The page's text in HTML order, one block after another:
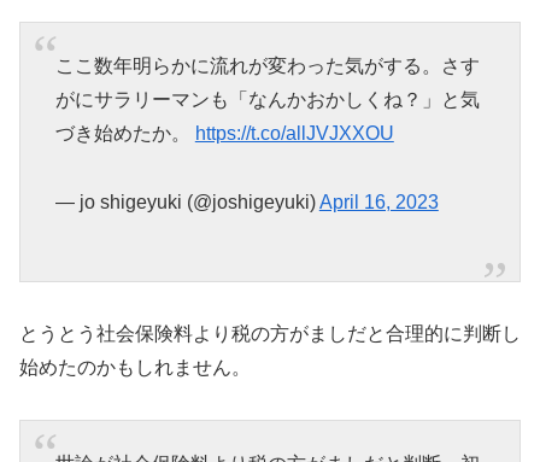
ここ数年明らかに流れが変わった気がする。さす
がにサラリーマンも「なんかおかしくね？」と気
づき始めたか。
https://t.co/allJVJXXOU
— jo shigeyuki (@joshigeyuki)April 16, 2023
とうとう社会保険料より税の方がましだと合理的に判断し
始めたのかもしれません。